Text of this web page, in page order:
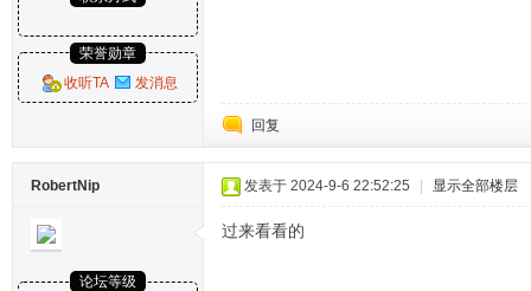
荣誉勋章
收听TA
发消息
回复
RobertNip
论坛等级
发表于 2024-9-6 22:52:25 显示全部楼层
过来看看的